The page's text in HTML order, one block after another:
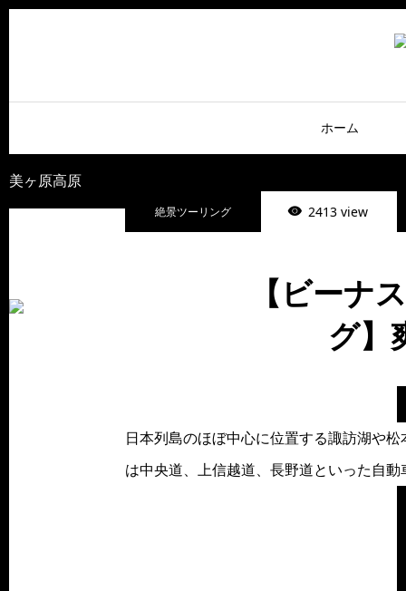
ホーム
美ヶ原高原
絶景ツーリング
2413 view
【ビーナ
グ】
日本列島のほぼ中心に位置する諏訪湖や
は中央道、上信越道、長野道といった自